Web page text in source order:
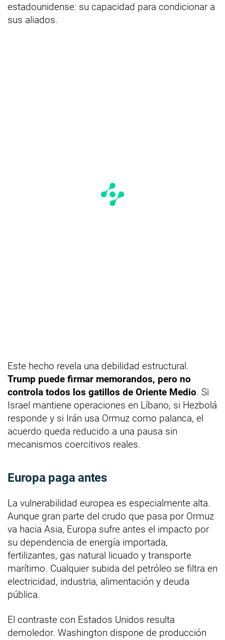
estadounidense: su capacidad para condicionar a
sus aliados.
Este hecho revela una debilidad estructural.
Trump puede firmar memorandos, pero no
controla todos los gatillos de Oriente Medio. Si
Israel mantiene operaciones en Líbano, si Hezbolá
responde y si Irán usa Ormuz como palanca, el
acuerdo queda reducido a una pausa sin
mecanismos coercitivos reales.
Europa paga antes
La vulnerabilidad europea es especialmente alta.
Aunque gran parte del crudo que pasa por Ormuz
va hacia Asia, Europa sufre antes el impacto por
su dependencia de energía importada,
fertilizantes, gas natural licuado y transporte
marítimo. Cualquier subida del petróleo se filtra en
electricidad, industria, alimentación y deuda
pública.
El contraste con Estados Unidos resulta
demoledor. Washington dispone de producción